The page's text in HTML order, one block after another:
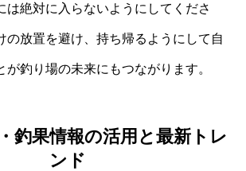
は絶対に入らないようにしてくださ
の放置を避け、持ち帰るようにして自
が釣り場の未来にもつながります。
釣果情報の活用と最新トレ
ンド